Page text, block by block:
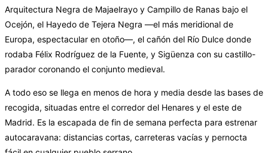
Arquitectura Negra de Majaelrayo y Campillo de Ranas bajo el
Ocejón, el Hayedo de Tejera Negra —el más meridional de
Europa, espectacular en otoño—, el cañón del Río Dulce donde
rodaba Félix Rodríguez de la Fuente, y Sigüenza con su castillo-
parador coronando el conjunto medieval.
A todo eso se llega en menos de hora y media desde las bases de
recogida, situadas entre el corredor del Henares y el este de
Madrid. Es la escapada de fin de semana perfecta para estrenar
autocaravana: distancias cortas, carreteras vacías y pernocta